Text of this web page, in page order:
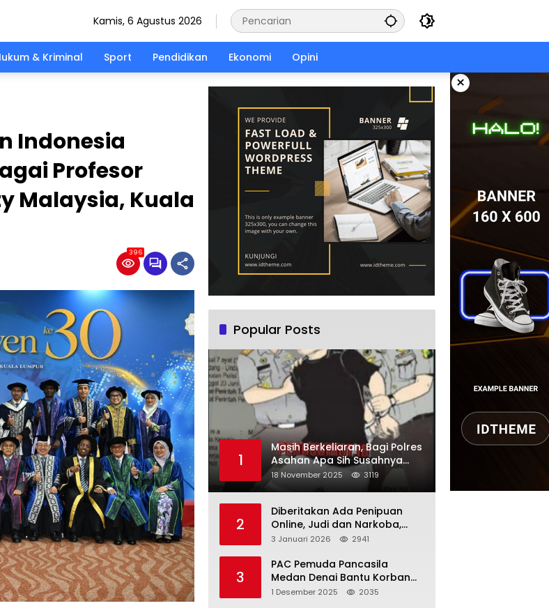
Kamis, 6 Agustus 2026
& Kriminal Sport Pendidikan Ekonomi Opini
×
Indonesia
Profesor
Malaysia, Kuala
396
Popular Posts
1
Masih Berkeliaran, Bagi Polres
Asahan Apa Sih Susahnya
Menangkap Martono
18 November 2025 3119
2
Diberitakan Ada Penipuan
Online, Judi dan Narkoba,
Karutan Kabanjhe Sebut Hoax
Beryanggungjawab
3 Januari 2026 2941
3
PAC Pemuda Pancasila
Medan Denai Bantu Korban
Banjir di Tiga Kelurahan
1 Desember 2025 2035